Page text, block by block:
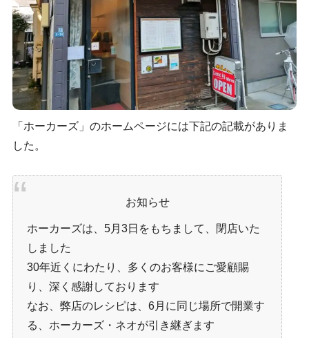
「ホーカーズ」のホームページには下記の記載がありま
した。
お知らせ
ホーカーズは、5月3日をもちまして、閉店いた
しました
30年近くにわたり、多くのお客様にご愛顧賜
り、深く感謝しております
なお、弊店のレシピは、6月に同じ場所で開業す
る、ホーカーズ・ネオが引き継ぎます